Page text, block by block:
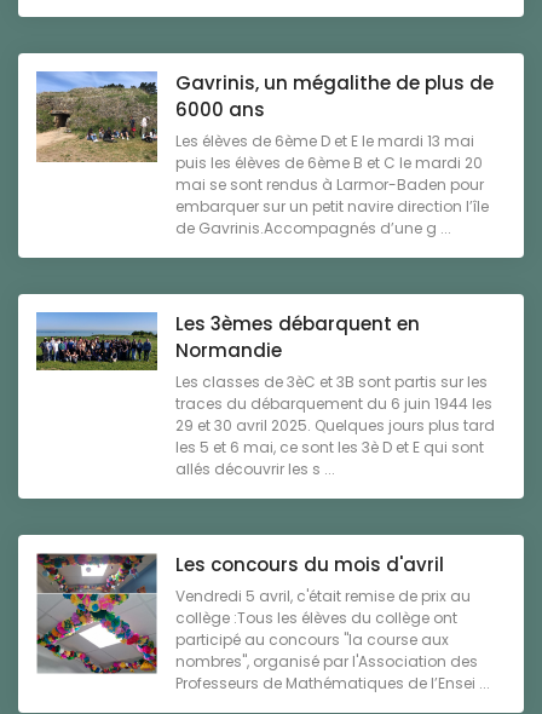
Gavrinis, un mégalithe de plus de
6000 ans
Les élèves de 6ème D et E le mardi 13 mai
puis les élèves de 6ème B et C le mardi 20
mai se sont rendus à Larmor-Baden pour
embarquer sur un petit navire direction l’île
de Gavrinis.Accompagnés d’une g ...
Les 3èmes débarquent en
Normandie
Les classes de 3èC et 3B sont partis sur les
traces du débarquement du 6 juin 1944 les
29 et 30 avril 2025. Quelques jours plus tard
les 5 et 6 mai, ce sont les 3è D et E qui sont
allés découvrir les s ...
Les concours du mois d'avril
Vendredi 5 avril, c'était remise de prix au
collège :Tous les élèves du collège ont
participé au concours "la course aux
nombres", organisé par l'Association des
Professeurs de Mathématiques de l’Ensei ...